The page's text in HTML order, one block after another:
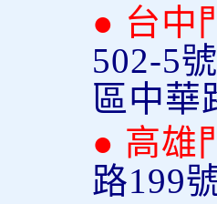
● 台中
502-5號
區中華
● 高雄
路199